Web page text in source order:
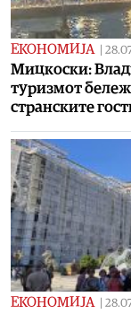
ЕКОНОМИЈА
Мицкоски:
туризмот
странските
ЕКОНОМИЈА